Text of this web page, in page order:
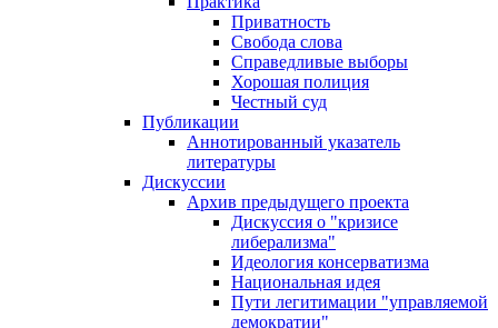
Приватность
Свобода слова
Справедливые выборы
Хорошая полиция
Честный суд
Публикации
Аннотированный указатель
литературы
Дискуссии
Архив предыдущего проекта
Дискуссия о "кризисе
либерализма"
Идеология консерватизма
Национальная идея
Пути легитимации "управляемой
демократии"